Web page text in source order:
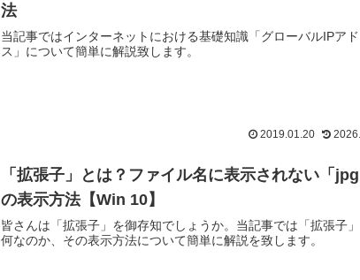
法
当記事ではインターネットにおける基礎知識「グローバルIPア
ス」について簡単に解説致します。
2019.01.20
「拡張子」とは？ファイル名に表示されない「
の表示方法【Win 10】
皆さんは「拡張子」を御存知でしょうか。当記事では「拡張子
何なのか、その表示方法について簡単に解説を致します。